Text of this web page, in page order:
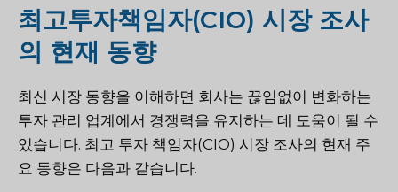
최고투자책임자(CIO) 시장 조사
의 현재 동향
최신 시장 동향을 이해하면 회사는 끊임없이 변화하는
투자 관리 업계에서 경쟁력을 유지하는 데 도움이 될 수
있습니다. 최고 투자 책임자(CIO) 시장 조사의 현재 주
요 동향은 다음과 같습니다.